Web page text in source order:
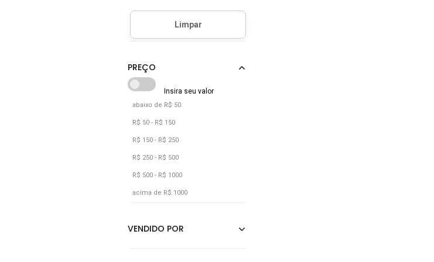
Café
Caramelo
Cáqui
Dourado
Grafite
Laranja
Marrom
Multicolorido
Off-white
abaixo de R$ 50
R$ 50 - R$ 150
R$ 150 - R$ 250
R$ 250 - R$ 500
R$ 500 - R$ 1000
acima de R$ 1000